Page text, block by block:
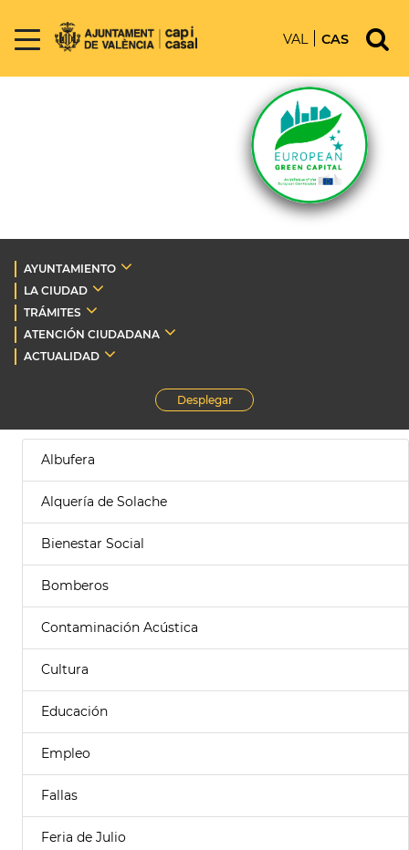
VAL CAS
AYUNTAMIENTO
LA CIUDAD
TRÁMITES
ATENCIÓN CIUDADANA
ACTUALIDAD
Desplegar
Albufera
Alquería de Solache
Bienestar Social
Bomberos
Contaminación Acústica
Cultura
Educación
Empleo
Fallas
Feria de Julio